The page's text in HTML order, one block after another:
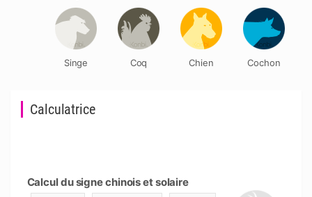
Calculatrice
Calcul du signe chinois et solaire
Singe Coq Chien Cochon